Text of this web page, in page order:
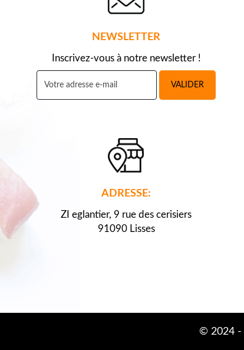
NEWSLETTER
Inscrivez-vous à notre newsletter !
VALIDER
ADRESSE:
ZI eglantier, 9 rue des cerisiers
91090 Lisses
© 2024 -